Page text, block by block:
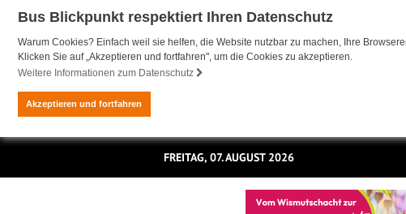
Bus Blickpunkt respektiert Ihren Datenschutz
Warum Cookies? Einfach weil sie helfen, die Website nutzbar zu machen, Ihre
Klicken Sie auf „Akzeptieren und fortfahren", um die Cookies zu akzeptieren.
Weitere Informationen zum Datenschutz
Akzeptieren und fortfahren
FREITAG, 07. AUGUST 2026